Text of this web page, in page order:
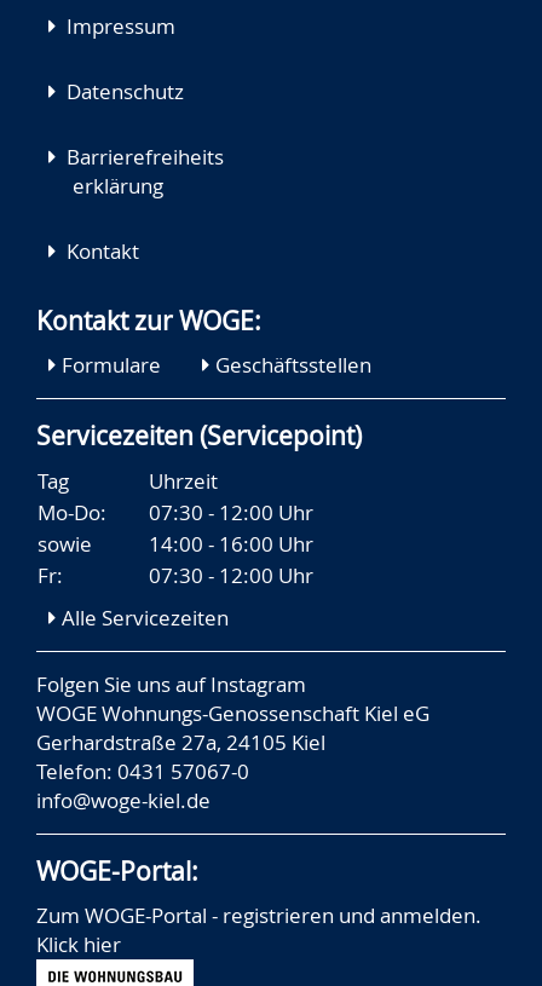
Impressum
Datenschutz
Barrierefreiheits
erklärung
Kontakt
Kontakt zur WOGE:
Formulare Geschäftsstellen
Servicezeiten (Servicepoint)
Tag
Uhrzeit
Mo-Do:
07:30 - 12:00 Uhr
sowie
14:00 - 16:00 Uhr
Fr:
07:30 - 12:00 Uhr
Alle Servicezeiten
Folgen Sie uns aufInstagram
WOGE Wohnungs-Genossenschaft Kiel eG
Gerhardstraße 27a, 24105 Kiel
Telefon: 0431 57067-0
info@woge-kiel.de
WOGE-Portal:
Zum WOGE-Portal - registrieren und anmelden.
Klick hier